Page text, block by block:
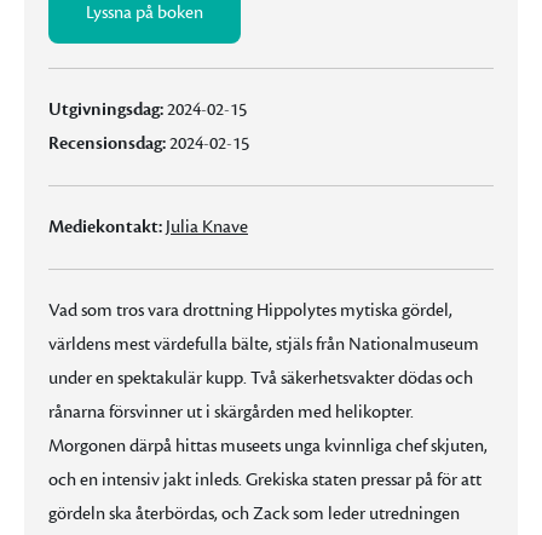
Lyssna på boken
Utgivningsdag:2024-02-15
Recensionsdag:2024-02-15
Mediekontakt:Julia Knave
Vad som tros vara drottning Hippolytes mytiska gördel,
världens mest värdefulla bälte, stjäls från Nationalmuseum
under en spektakulär kupp. Två säkerhetsvakter dödas och
rånarna försvinner ut i skärgården med helikopter.
Morgonen därpå hittas museets unga kvinnliga chef skjuten,
och en intensiv jakt inleds. Grekiska staten pressar på för att
gördeln ska återbördas, och Zack som leder utredningen